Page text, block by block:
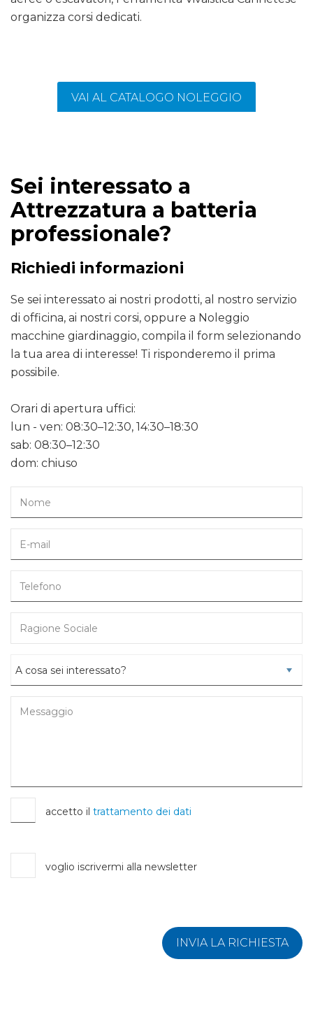
organizza corsi dedicati.
VAI AL CATALOGO NOLEGGIO
Sei interessato a
Attrezzatura a batteria
professionale?
Richiedi informazioni
Se sei interessato ai nostri prodotti, al nostro servizio
di officina, ai nostri corsi, oppure a Noleggio
macchine giardinaggio, compila il form selezionando
la tua area di interesse! Ti risponderemo il prima
possibile.
Orari di apertura uffici:
lun - ven: 08:30–12:30, 14:30–18:30
sab: 08:30–12:30
dom: chiuso
accetto il trattamento dei dati
voglio iscrivermi alla newsletter
INVIA LA RICHIESTA